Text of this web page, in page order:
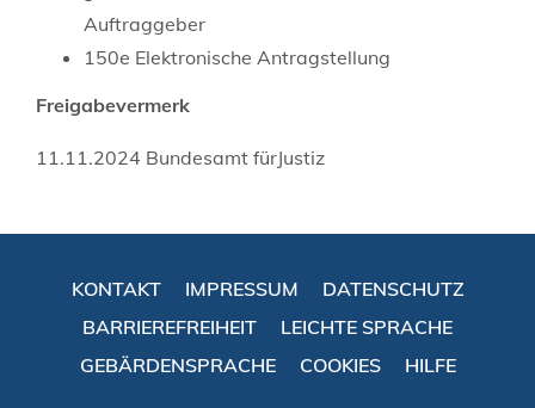
Auftraggeber
150e Elektronische Antragstellung
Freigabevermerk
11.11.2024 Bundesamt fürJustiz
KONTAKT IMPRESSUM
DATENSCHUTZ
BARRIEREFREIHEIT
LEICHTE SPRACHE
GEBÄRDENSPRACHE
COOKIES HILFE